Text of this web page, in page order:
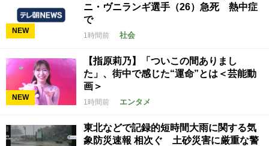
NEW
ニ・ヴニランギ選手（26）急死 熱中症
で
1時間前 社会
NEW
【指原莉乃】「ついこの間ありまし
た」、街中で感じた“運命”とは＜芸能動
画＞
1時間前 エンタメ
東北などで記録的短時間大雨に関する気
象防災速報 相次ぐ 土砂災害に厳重な警